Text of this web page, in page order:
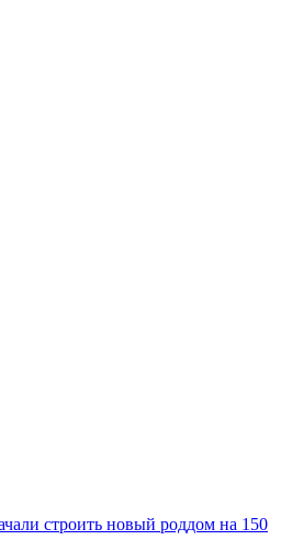
строить новый роддом на 150